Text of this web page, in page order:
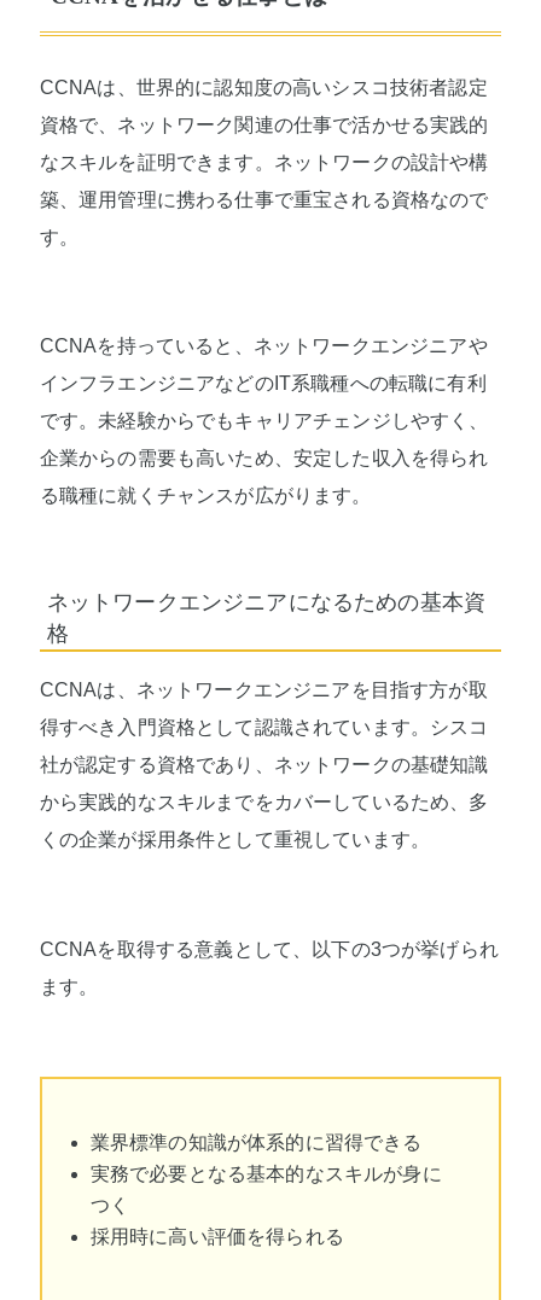
CCNAは、世界的に認知度の高いシスコ技術者認定
資格で、ネットワーク関連の仕事で活かせる実践的
なスキルを証明できます。ネットワークの設計や構
築、運用管理に携わる仕事で重宝される資格なので
す。
CCNAを持っていると、ネットワークエンジニアや
インフラエンジニアなどのIT系職種への転職に有利
です。未経験からでもキャリアチェンジしやすく、
企業からの需要も高いため、安定した収入を得られ
る職種に就くチャンスが広がります。
ネットワークエンジニアになるための基本資
格
CCNAは、ネットワークエンジニアを目指す方が取
得すべき入門資格として認識されています。シスコ
社が認定する資格であり、ネットワークの基礎知識
から実践的なスキルまでをカバーしているため、多
くの企業が採用条件として重視しています。
CCNAを取得する意義として、以下の3つが挙げられ
ます。
業界標準の知識が体系的に習得できる
実務で必要となる基本的なスキルが身に
つく
採用時に高い評価を得られる